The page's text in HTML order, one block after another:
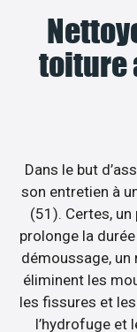
toiture
Dans le but
son entretien à
(51). Certes,
prolonge la
démoussage,
éliminent les
les fissures et
l’hydrofuge et